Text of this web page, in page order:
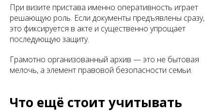
При визите пристава именно оперативность играет
решающую роль. Если документы предъявлены сразу,
это фиксируется в акте и существенно упрощает
последующую защиту.
Грамотно организованный архив — это не бытовая
мелочь, а элемент правовой безопасности семьи.
Что ещё стоит учитывать